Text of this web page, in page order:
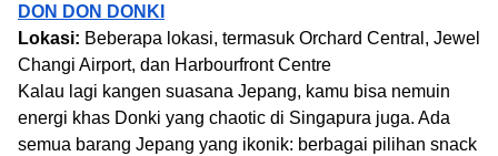
DON DON DONKI
Lokasi: Beberapa lokasi, termasuk Orchard Central, Jewel
Changi Airport, dan Harbourfront Centre
Kalau lagi kangen suasana Jepang, kamu bisa nemuin
energi khas Donki yang chaotic di Singapura juga. Ada
semua barang Jepang yang ikonik: berbagai pilihan snack